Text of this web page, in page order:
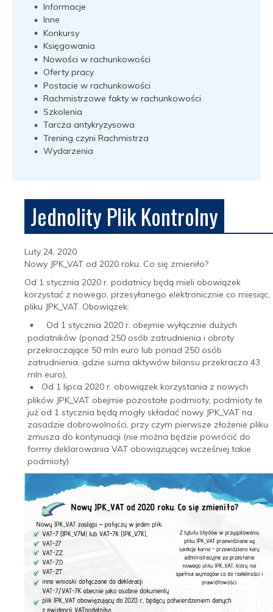
Informacje
Inne
Konkursy
Księgowania
Nowości w rachunkowości
Oferty pracy
Postacie w rachunkowości
Rachmistrzowe fakty w rachunkowości
Szkolenia
Tarcza antykryzysowa
Trening czyni Rachmistrza
Wydarzenia
Jednolity Plik Kontrolny
Luty 24, 2020
Nowy JPK_VAT od 2020 roku. Co się zmieniło?
Od 1 stycznia 2020 r. podatnicy będą mieli obowiązek
korzystać z nowego, przesyłanego elektronicznie co miesiąc,
pliku JPK_VAT. Obowiązek:
Od 1 stycznia 2020 r. obejmie wyłącznie dużych
podatników (ponad 250 osób zatrudnienia i obroty
przekraczające 50 mln euro lub ponad 250 osób
zatrudnienia, gdzie suma aktywów bilansu przekracza 43
mln euro),
Od 1 lipca 2020 r. obowiązek korzystania z nowych
plików JPK_VAT obejmie pozostałe podmioty; podmioty te
już od 1 stycznia będą mogły składać nowy JPK_VAT na
zasadzie dobrowolności, przy czym pierwsze złożenie pliku
zmusza do kontynuacji (nie można będzie powrócić do
formy deklarowania VAT obowiązującej wcześniej takie
podmioty).